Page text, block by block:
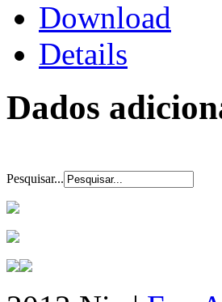
Download
Details
Dados
Pesquisar...